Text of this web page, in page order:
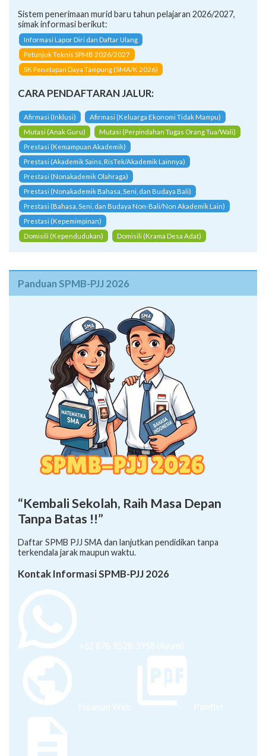
Sistem penerimaan murid baru tahun pelajaran 2026/2027,
simak informasi berikut:
Informasi Lapor Diri dan Daftar Ulang
Petunjuk Teknis SPMB 2026/2027
SK Penetapan Daya Tampung (SMA/K 2026)
CARA PENDAFTARAN JALUR:
Afirmasi (Inklusi)
Afirmasi (Keluarga Ekonomi Tidak Mampu)
Mutasi (Anak Guru)
Mutasi (Perpindahan Tugas Orang Tua/Wali)
Prestasi (Kemampuan Akademik)
Prestasi (Akademik Sains, RisTek/Akademik Lainnya)
Prestasi (Nonakademik Olahraga)
Prestasi (Nonakademik Bahasa, Seni, dan Budaya Bali)
Prestasi (Bahasa, Seni, dan Budaya Non-Bali/Non Akademik Lain)
Prestasi (Kepemimpinan)
Domisili (Kependudukan)
Domisili (Krama Desa Adat)
Panduan SPMB-PJJ 2026
“Kembali Sekolah, Raih Masa Depan
Tanpa Batas !!”
Daftar SPMB PJJ SMA dan lanjutkan pendidikan tanpa
terkendala jarak maupun waktu.
Kontak Informasi SPMB-PJJ 2026
+62 878-8528-5958 (Ayumi)
Halaman Web Pamflet